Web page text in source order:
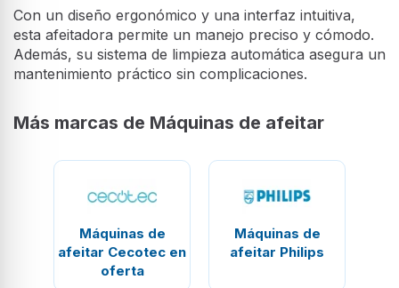
Con un diseño ergonómico y una interfaz intuitiva,
esta afeitadora permite un manejo preciso y cómodo.
Además, su sistema de limpieza automática asegura un
mantenimiento práctico sin complicaciones.
Más marcas de Máquinas de afeitar
Máquinas de
afeitar Cecotec en
oferta
Máquinas de
afeitar Philips